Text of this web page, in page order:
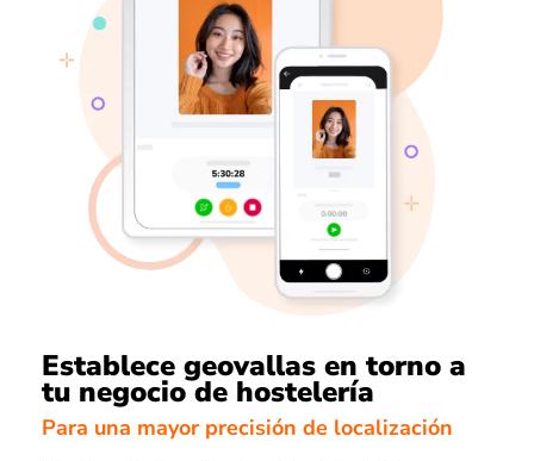
Establece geovallas en torno a
tu negocio de hostelería
Para una mayor precisión de localización